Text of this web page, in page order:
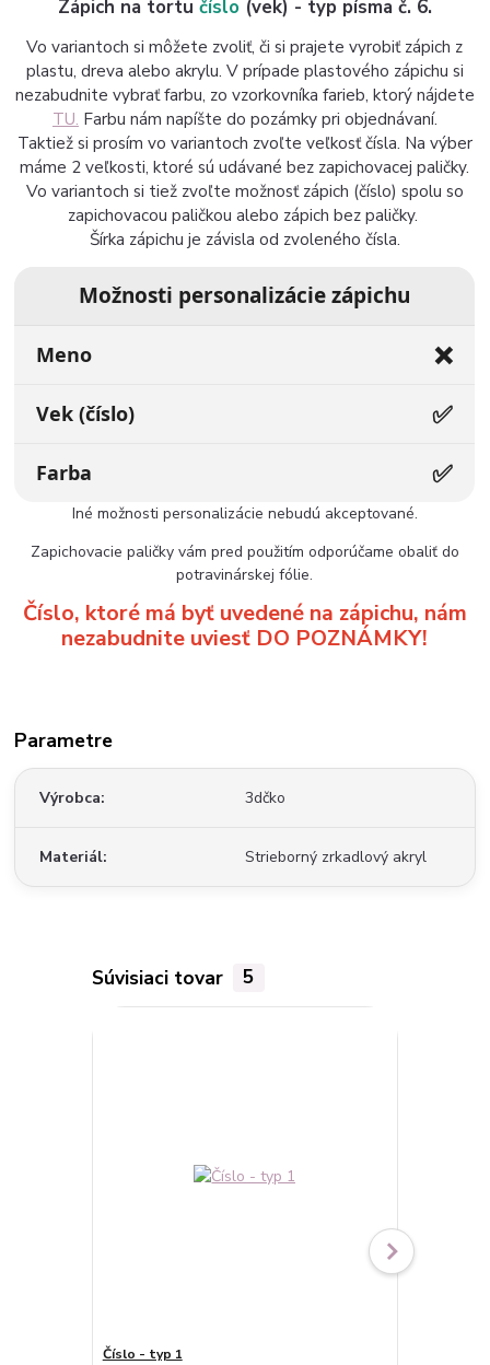
Zápich na tortu číslo (vek) - typ písma č. 6.
Vo variantoch si môžete zvoliť, či si prajete vyrobiť zápich z
plastu, dreva alebo akrylu. V prípade plastového zápichu si
nezabudnite vybrať farbu, zo vzorkovníka farieb, ktorý nájdete
TU. Farbu nám napíšte do pozámky pri objednávaní.
Taktiež si prosím vo variantoch zvoľte veľkosť čísla. Na výber
máme 2 veľkosti, ktoré sú udávané bez zapichovacej paličky.
Vo variantoch si tiež zvoľte možnosť zápich (číslo) spolu so
zapichovacou paličkou alebo zápich bez paličky.
Šírka zápichu je závisla od zvoleného čísla.
Možnosti personalizácie zápichu
Meno ❌
Vek (číslo) ✅
Farba ✅
Iné možnosti personalizácie nebudú akceptované.
Zapichovacie paličky vám pred použitím odporúčame obaliť do
potravinárskej fólie.
Číslo, ktoré má byť uvedené na zápichu, nám
nezabudnite uviesť DO POZNÁMKY!
Parametre
Výrobca 3dčko
Materiál Strieborný zrkadlový akryl
Súvisiaci tovar 5
Číslo - typ 1